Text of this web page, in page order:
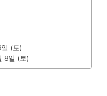
(토)
8일 (토)